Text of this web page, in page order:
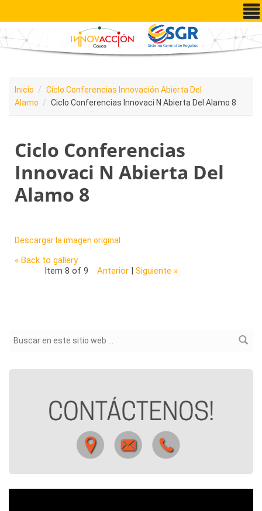
Pasar al contenido principal
Inicio
Ciclo Conferencias Innovación Abierta Del
Alamo
Ciclo Conferencias Innovaci N Abierta Del Alamo 8
Ciclo Conferencias
Innovaci N Abierta Del
Alamo 8
Descargar la imagen original
« Back to gallery
Item 8 of 9
Anterior| Siguiente »
Formulario de búsqueda